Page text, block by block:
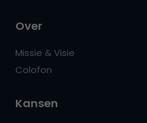
Over
Missie & Visie
Colofon
Kansen